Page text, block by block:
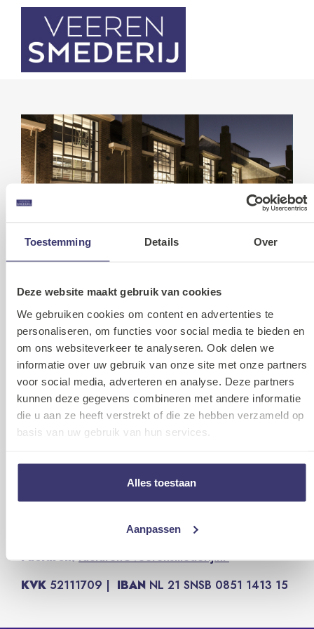
Toestemming Details Over
Deze website maakt gebruik van cookies
We gebruiken cookies om content en advertenties te
personaliseren, om functies voor social media te bieden en
om ons websiteverkeer te analyseren. Ook delen we
informatie over uw gebruik van onze site met onze partners
voor social media, adverteren en analyse. Deze partners
kunnen deze gegevens combineren met andere informatie
die u aan ze heeft verstrekt of die ze hebben verzameld op
basis van uw gebruik van hun services.
Alles toestaan
Aanpassen
CONTACT
Bezoekadres | Theater de Veerensmederij
Postadres
Postbus 471, 3800 AL Amersfoort
Bereikbaarheid
met de trein:12 minuten lopen vanaf Amersfoort
CS
met de fiets:er zijn fietsenrekken voor het
theater
wegwerkzaamheden in de buurt. De beste
aanrijroute is via de Piet Mondriaanlaan.
info@veerensmederij.nl|
Facturen: facturen@veerensmederij.nl
KVK 52111709 | IBAN NL 21 SNSB 0851 1413 15